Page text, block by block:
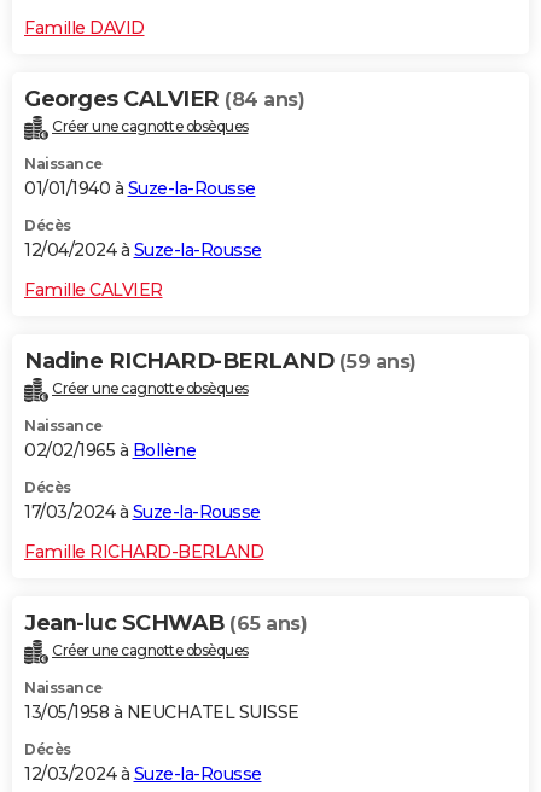
Famille DAVID
Georges CALVIER (84 ans)
Créer une cagnotte obsèques
Naissance
01/01/1940 à Suze-la-Rousse
Décès
12/04/2024 à Suze-la-Rousse
Famille CALVIER
Nadine RICHARD-BERLAND (59 ans)
Créer une cagnotte obsèques
Naissance
02/02/1965 à Bollène
Décès
17/03/2024 à Suze-la-Rousse
Famille RICHARD-BERLAND
Jean-luc SCHWAB (65 ans)
Créer une cagnotte obsèques
Naissance
13/05/1958 à NEUCHATEL SUISSE
Décès
12/03/2024 à Suze-la-Rousse